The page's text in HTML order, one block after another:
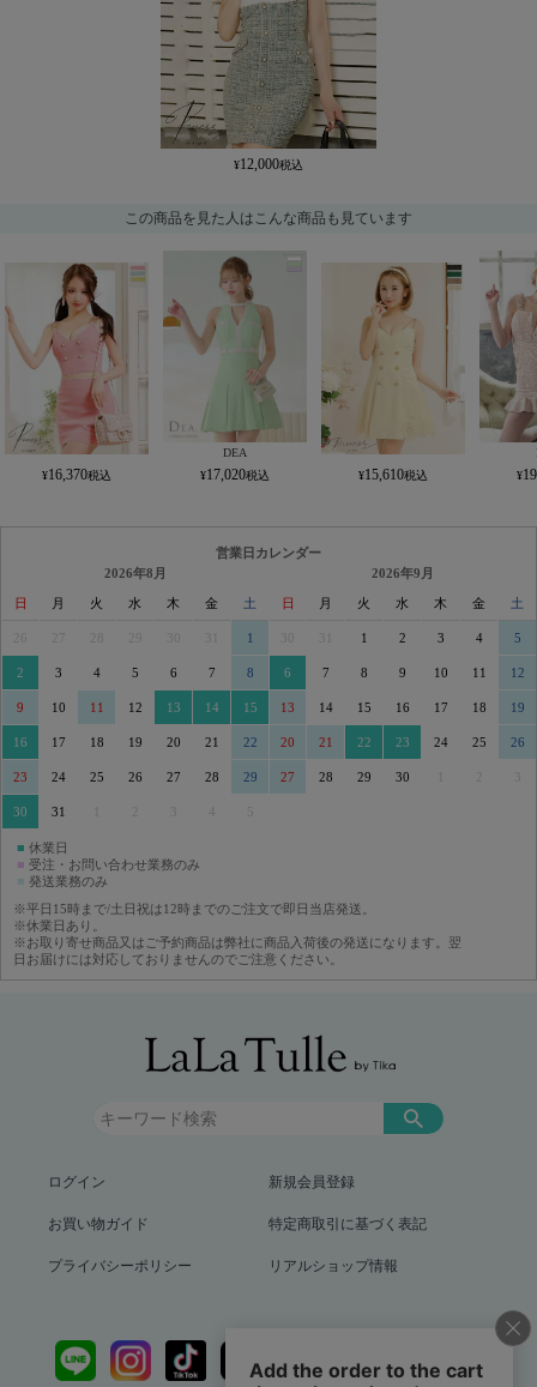
12,000
この商品を見た人はこんな商品も見ています
16,370
DEA
17,020 15,610
営業日カレンダー
2026年8月
日 月 火 水 木 金 土
29 30 31 1
2 3 4 5 6 7 8
9 10 11 12 13 14 15
16 17 18 19 20 21 22
23 24 25 26 27 28 29
30 31 3 5
2026年9月
日 月 火 水 木 金 土
30 31 1 2 3 4 5
6 7 8 9 10 11 12
13 14 15 16 17 18 19
20 21 22 23 24 25 26
27 28 29 30 3
■ 休業日
■ 受注・お問い合わせ業務のみ
■ 発送業務のみ
※平日15時まで/土日祝は12時までのご注文で即日当店発送。
※休業日あり。
※お取り寄せ商品又はご予約商品は弊社に商品入荷後の発送になります。翌
日お届けには対応しておりませんのでご注意ください。
ログイン 新規会員登録
お買い物ガイド 特定商取引に基づく表記
プライバシーポリシー リアルショップ情報